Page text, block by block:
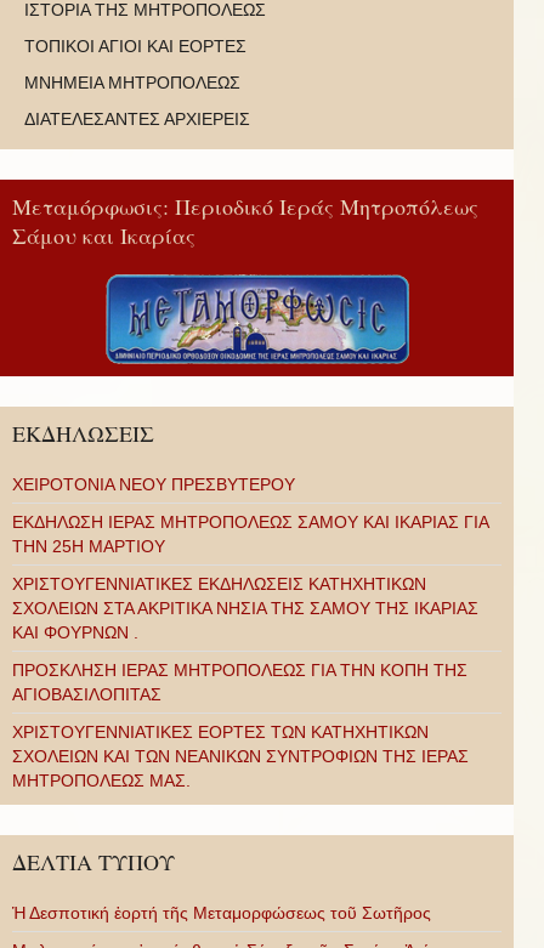
ΙΣΤΟΡΙΑ ΤΗΣ ΜΗΤΡΟΠΟΛΕΩΣ
ΤΟΠΙΚΟΙ ΑΓΙΟΙ ΚΑΙ ΕΟΡΤΕΣ
ΜΝΗΜΕΙΑ ΜΗΤΡΟΠΟΛΕΩΣ
ΔΙΑΤΕΛΕΣΑΝΤΕΣ ΑΡΧΙΕΡΕΙΣ
Μεταμόρφωσις: Περιοδικό Ιεράς Μητροπόλεως
Σάμου και Ικαρίας
ΕΚΔΗΛΩΣΕΙΣ
ΧΕΙΡΟΤΟΝΙΑ ΝΕΟΥ ΠΡΕΣΒΥΤΕΡΟΥ
ΕΚΔΗΛΩΣΗ ΙΕΡΑΣ ΜΗΤΡΟΠΟΛΕΩΣ ΣΑΜΟΥ ΚΑΙ ΙΚΑΡΙΑΣ ΓΙΑ
ΤΗΝ 25Η ΜΑΡΤΙΟΥ
ΧΡΙΣΤΟΥΓΕΝΝΙΑΤΙΚΕΣ ΕΚΔΗΛΩΣΕΙΣ ΚΑΤΗΧΗΤΙΚΩΝ
ΣΧΟΛΕΙΩΝ ΣΤΑ ΑΚΡΙΤΙΚΑ ΝΗΣΙΑ ΤΗΣ ΣΑΜΟΥ ΤΗΣ ΙΚΑΡΙΑΣ
ΚΑΙ ΦΟΥΡΝΩΝ .
ΠΡΟΣΚΛΗΣΗ ΙΕΡΑΣ ΜΗΤΡΟΠΟΛΕΩΣ ΓΙΑ ΤΗΝ ΚΟΠΗ ΤΗΣ
ΑΓΙΟΒΑΣΙΛΟΠΙΤΑΣ
ΧΡΙΣΤΟΥΓΕΝΝΙΑΤΙΚΕΣ ΕΟΡΤΕΣ ΤΩΝ ΚΑΤΗΧΗΤΙΚΩΝ
ΣΧΟΛΕΙΩΝ ΚΑΙ ΤΩΝ ΝΕΑΝΙΚΩΝ ΣΥΝΤΡΟΦΙΩΝ ΤΗΣ ΙΕΡΑΣ
ΜΗΤΡΟΠΟΛΕΩΣ ΜΑΣ.
ΔΕΛΤΙΑ ΤΥΠΟΥ
Ἡ Δεσποτική ἑορτή τῆς Μεταμορφώσεως τοῦ Σωτῆρος